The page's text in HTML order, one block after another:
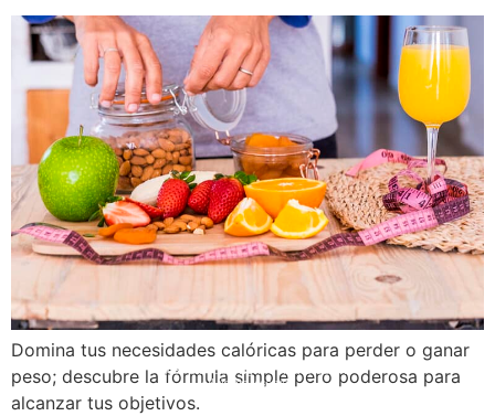
Domina tus necesidades calóricas para perder o ganar
peso; descubre la fórmula simple pero poderosa para
alcanzar tus objetivos.
© 2008 – 2024 Copyright © Trainero.com
All rights reserved
© 2008 – 2024 Copyright © Trainero.com
All rights reserved